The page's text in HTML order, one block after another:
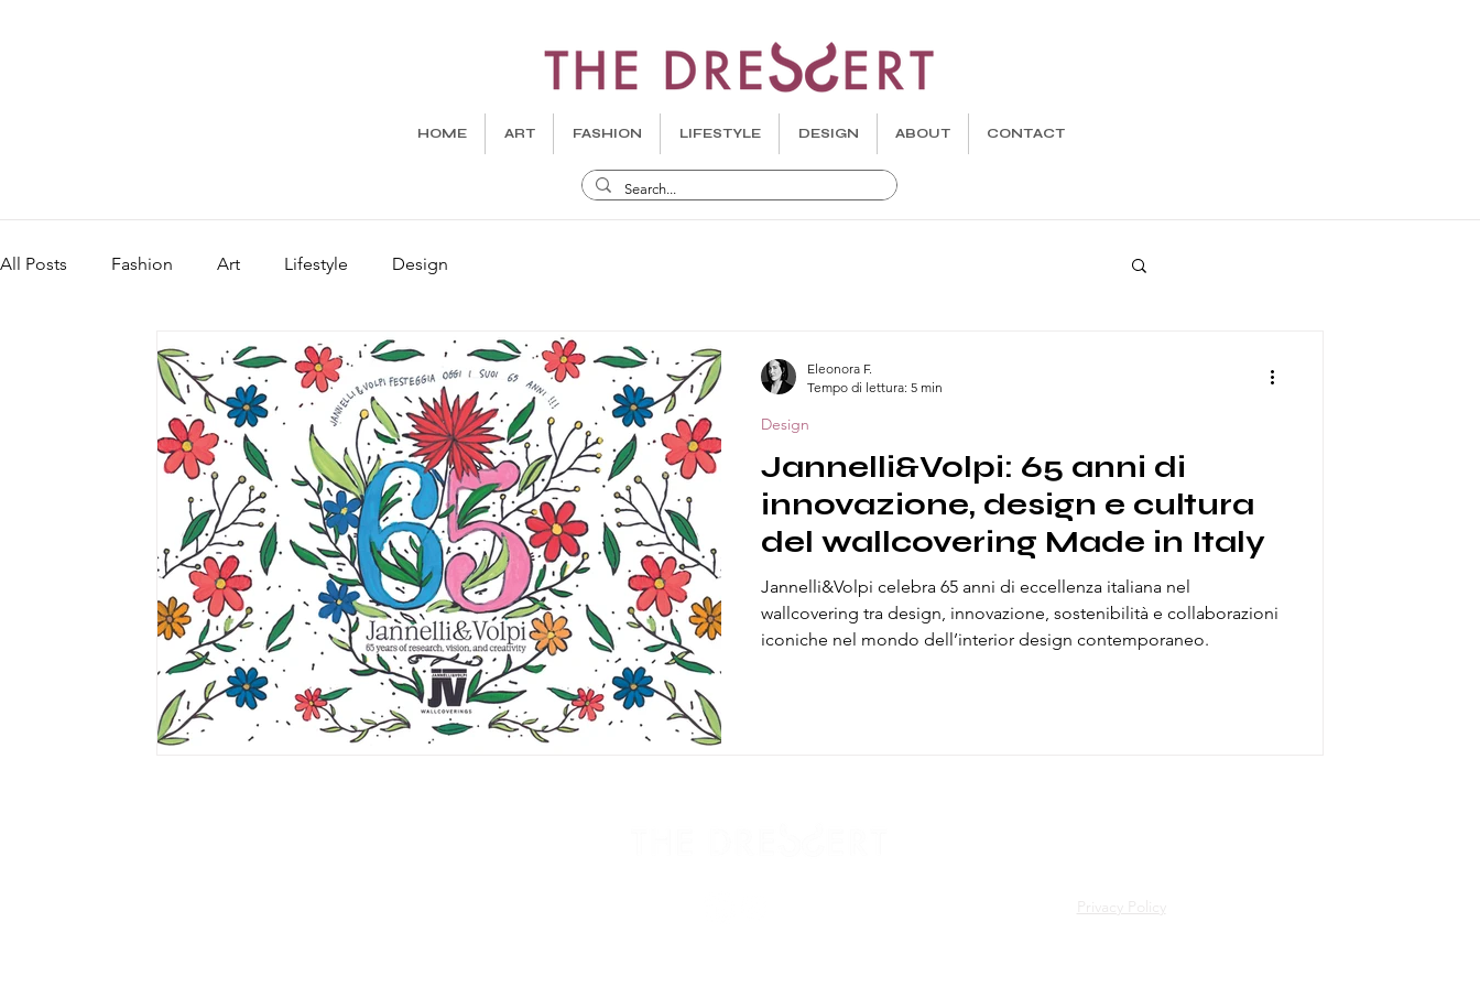
HOME ART FASHION LIFESTYLE DESIGN ABOUT CONTACT
All Posts Fashion Art Lifestyle Design
Jannelli&Volpi: 65 anni di
innovazione, design e cultura
del wallcovering Made in Italy
Jannelli&Volpi celebra 65 anni di eccellenza italiana nel
wallcovering tra design, innovazione, sostenibilità e collaborazioni
iconiche nel mondo dell’interior design contemporaneo.
Design
Eleonora F.
Tempo di lettura: 5 min
Privacy Policy